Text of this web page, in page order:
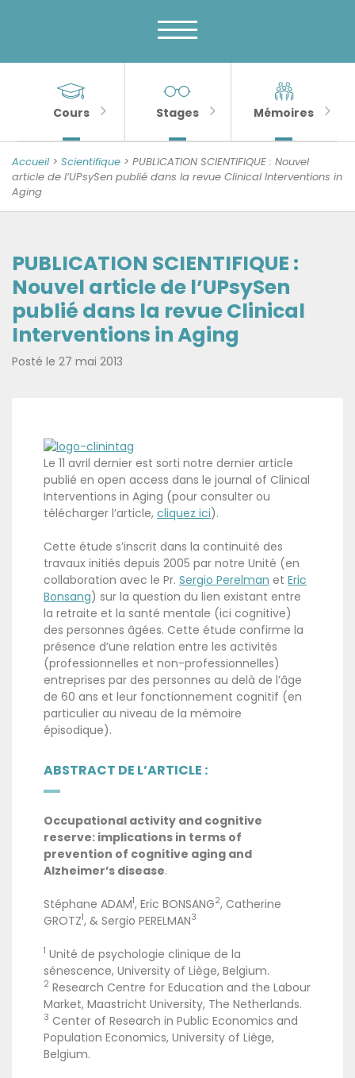
Banner
MENU
Psychologie
de
la
Sénescence
Sections
importantes
Cours Stages Mémoires
Accueil > Scientifique > PUBLICATION SCIENTIFIQUE : Nouvel
article de l’UPsySen publié dans la revue Clinical Interventions in
Aging
PUBLICATION SCIENTIFIQUE :
Nouvel article de l’UPsySen
publié dans la revue Clinical
Interventions in Aging
Posté le 27 mai 2013
Le 11 avril dernier est sorti notre dernier article
publié en open access dans le journal of Clinical
Interventions in Aging (pour consulter ou
télécharger l’article, cliquez ici).
Cette étude s’inscrit dans la continuité des
travaux initiés depuis 2005 par notre Unité (en
collaboration avec le Pr. Sergio Perelman et Eric
Bonsang) sur la question du lien existant entre
la retraite et la santé mentale (ici cognitive)
des personnes âgées. Cette étude confirme la
présence d’une relation entre les activités
(professionnelles et non-professionnelles)
entreprises par des personnes au delà de l’âge
de 60 ans et leur fonctionnement cognitif (en
particulier au niveau de la mémoire
épisodique).
ABSTRACT DE L’ARTICLE :
Occupational activity and cognitive
reserve: implications in terms of
prevention of cognitive aging and
Alzheimer’s disease.
Stéphane ADAM1, Eric BONSANG2, Catherine
GROTZ1, & Sergio PERELMAN3
1 Unité de psychologie clinique de la
sénescence, University of Liège, Belgium.
2 Research Centre for Education and the Labour
Market, Maastricht University, The Netherlands.
3 Center of Research in Public Economics and
Population Economics, University of Liège,
Belgium.